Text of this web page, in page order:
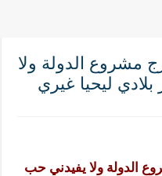
و المبادئ الانسانية التي تجعل
مشروع الدولة ولا
ليحيا غيري
الدولة ولا يفيدني حب